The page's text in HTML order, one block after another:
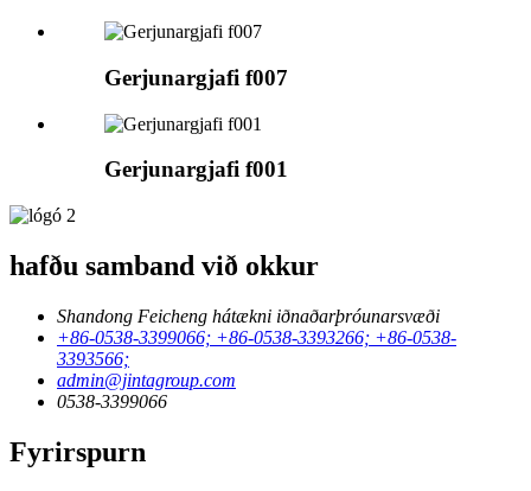
Gerjunargjafi f007
Gerjunargjafi f001
hafðu samband við okkur
Shandong Feicheng hátækni iðnaðarþróunarsvæði
+86-0538-3399066; +86-0538-3393266; +86-0538-
3393566;
admin@jintagroup.com
0538-3399066
Fyrirspurn